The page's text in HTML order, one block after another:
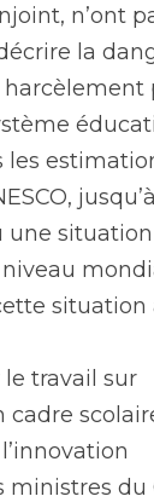
n’ont
la
les
une
situation
travail sur
cadre
ministres du